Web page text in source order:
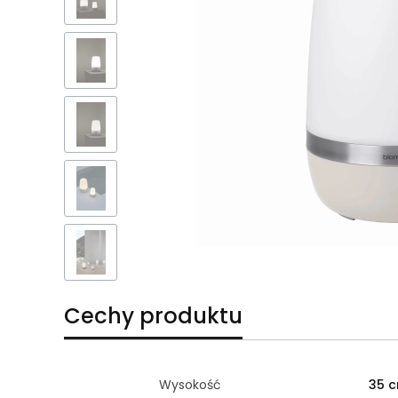
Cechy produktu
Wysokość 35